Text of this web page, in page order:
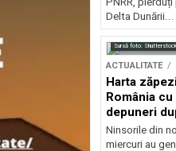
Delta Dunării...
Sursă foto: Shutterstock
ACTUALITATE
Harta
România
depuneri
Ninsorile din
miercuri au